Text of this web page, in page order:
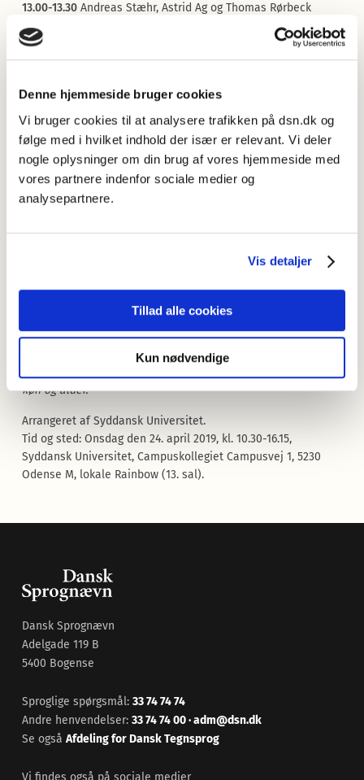
Denne hjemmeside bruger cookies
Vi bruger cookies til at analysere trafikken på dsn.dk og
følge med i hvilket indhold der især er relevant. Vi deler
nogle oplysninger om din brug af vores hjemmeside med
vores partnere indenfor sociale medier og
analysepartnere.
Vis detaljer
Tillad alle cookies
Kun nødvendige
13.00-13.30Andreas Stæhr, Astrid Ag og Thomas Rørbeck
Nørreby (Københavns Universitet):
Sprog og sociale medier i
familien.
læge. Analyse af digitale konsultationer (ekons)
14.00-14.30Elisabeth Muth Andersen (Syddansk Universitet):
Konstruktioner af udråb på skrift og deres funktioner i
kommentarer til online videoklip.
14.30-14.45
Mette Vedsgaard Christensen (VIA University
College), Ulf Dalvad Berthelsen (DPU) og Tina Thode
Hougaard (Aarhus Universitet): Medialekters grammatik.
15.45-16.15Eva Skafte Jensen (Dansk Sprognævn), Tina Thode
Hougaard (Aarhus Universitet) og Marianne Rathje (Syddansk
køn og alder.
Arrangeret af Syddansk Universitet.
Tid og sted:Onsdag den 24. april 2019, kl. 10.30-16.15,
Syddansk Universitet, Campuskollegiet Campusvej 1, 5230
Odense M, lokale Rainbow (13. sal).
Dansk Sprognævn
Adelgade 119 B
5400 Bogense
Sproglige spørgsmål: 33 74 74 74
Andre henvendelser: 33 74 74 00·adm@dsn.dk
Se også Afdeling for Dansk Tegnsprog